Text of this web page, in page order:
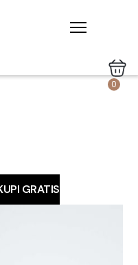
0
GRATIS